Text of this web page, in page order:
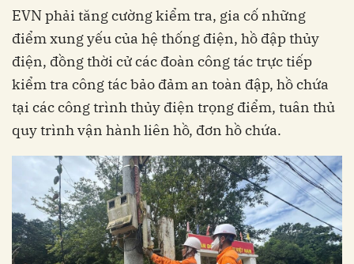
EVN phải tăng cường kiểm tra, gia cố những
điểm xung yếu của hệ thống điện, hồ đập thủy
điện, đồng thời cử các đoàn công tác trực tiếp
kiểm tra công tác bảo đảm an toàn đập, hồ chứa
tại các công trình thủy điện trọng điểm, tuân thủ
quy trình vận hành liên hồ, đơn hồ chứa.